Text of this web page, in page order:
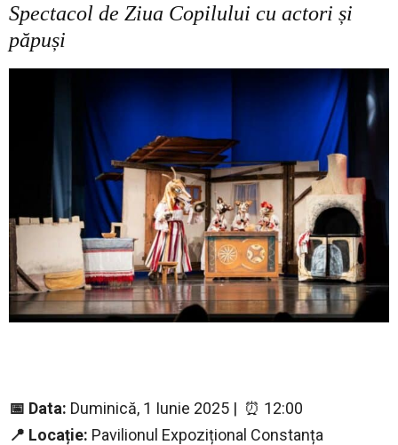
Spectacol de Ziua Copilului cu actori și
păpuși
📅 Data: Duminică, 1 Iunie 2025 | ⏰ 12:00
📍 Locație: Pavilionul Expozițional Constanța